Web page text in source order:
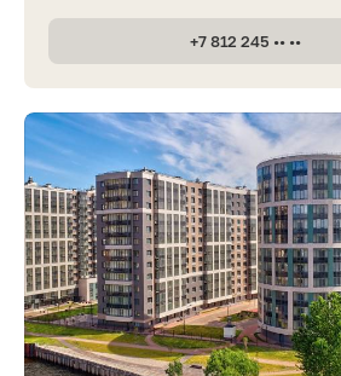
+7 812 245 •• ••